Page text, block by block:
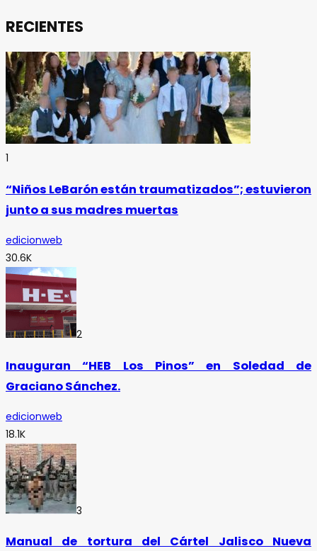
RECIENTES
1
“Niños LeBarón están traumatizados”; estuvieron
junto a sus madres muertas
edicionweb
30.6K
2
Inauguran “HEB Los Pinos” en Soledad de
Graciano Sánchez.
edicionweb
18.1K
3
Manual de tortura del Cártel Jalisco Nueva